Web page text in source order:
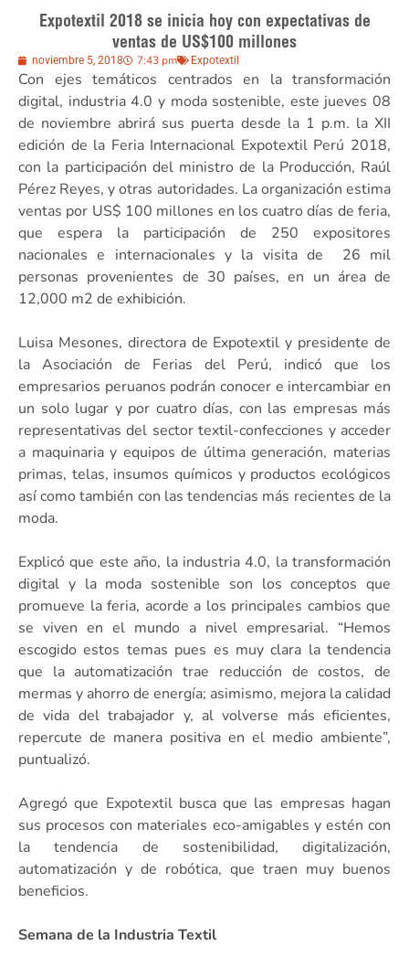
Expotextil 2018 se inicia hoy con expectativas de
ventas de US$100 millones
noviembre 5, 2018 7:43 pm Expotextil
Con ejes temáticos centrados en la transformación
digital, industria 4.0 y moda sostenible, este jueves 08
de noviembre abrirá sus puerta desde la 1 p.m. la XII
edición de la Feria Internacional Expotextil Perú 2018,
con la participación del ministro de la Producción, Raúl
Pérez Reyes, y otras autoridades. La organización estima
ventas por US$ 100 millones en los cuatro días de feria,
que espera la participación de 250 expositores
nacionales e internacionales y la visita de 26 mil
personas provenientes de 30 países, en un área de
12,000 m2 de exhibición.
Luisa Mesones, directora de Expotextil y presidente de
la Asociación de Ferias del Perú, indicó que los
empresarios peruanos podrán conocer e intercambiar en
un solo lugar y por cuatro días, con las empresas más
representativas del sector textil-confecciones y acceder
a maquinaria y equipos de última generación, materias
primas, telas, insumos químicos y productos ecológicos
así como también con las tendencias más recientes de la
moda.
Explicó que este año, la industria 4.0, la transformación
digital y la moda sostenible son los conceptos que
promueve la feria, acorde a los principales cambios que
se viven en el mundo a nivel empresarial. “Hemos
escogido estos temas pues es muy clara la tendencia
que la automatización trae reducción de costos, de
mermas y ahorro de energía; asimismo, mejora la calidad
de vida del trabajador y, al volverse más eficientes,
repercute de manera positiva en el medio ambiente”,
puntualizó.
Agregó que Expotextil busca que las empresas hagan
sus procesos con materiales eco-amigables y estén con
la tendencia de sostenibilidad, digitalización,
automatización y de robótica, que traen muy buenos
beneficios.
Semana de la Industria Textil